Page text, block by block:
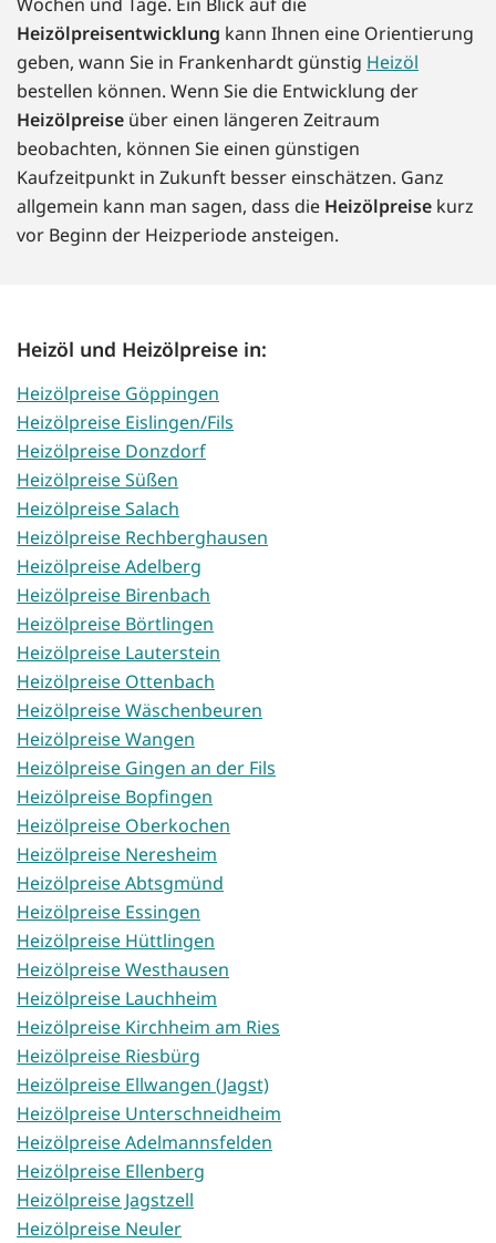
Heizölpreisentwicklung kann Ihnen eine Orientierung
geben, wann Sie in Frankenhardt günstig Heizöl
bestellen können. Wenn Sie die Entwicklung der
Heizölpreise über einen längeren Zeitraum
beobachten, können Sie einen günstigen
Kaufzeitpunkt in Zukunft besser einschätzen. Ganz
allgemein kann man sagen, dass die Heizölpreise kurz
vor Beginn der Heizperiode ansteigen.
Heizöl und Heizölpreise in:
Heizölpreise Göppingen
Heizölpreise Eislingen/Fils
Heizölpreise Donzdorf
Heizölpreise Süßen
Heizölpreise Salach
Heizölpreise Rechberghausen
Heizölpreise Adelberg
Heizölpreise Birenbach
Heizölpreise Börtlingen
Heizölpreise Lauterstein
Heizölpreise Ottenbach
Heizölpreise Wäschenbeuren
Heizölpreise Wangen
Heizölpreise Gingen an der Fils
Heizölpreise Bopfingen
Heizölpreise Oberkochen
Heizölpreise Neresheim
Heizölpreise Abtsgmünd
Heizölpreise Essingen
Heizölpreise Hüttlingen
Heizölpreise Westhausen
Heizölpreise Lauchheim
Heizölpreise Kirchheim am Ries
Heizölpreise Riesbürg
Heizölpreise Ellwangen (Jagst)
Heizölpreise Unterschneidheim
Heizölpreise Adelmannsfelden
Heizölpreise Ellenberg
Heizölpreise Jagstzell
Heizölpreise Neuler